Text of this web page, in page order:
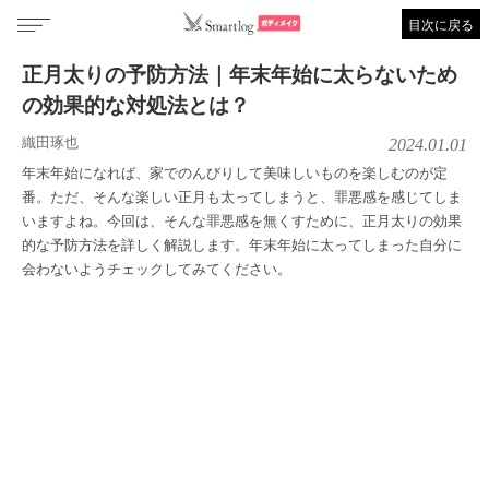
目次に戻る
正月太りの予防方法｜年末年始に太らないため
の効果的な対処法とは？
織田琢也 2024.01.01
年末年始になれば、家でのんびりして美味しいものを楽しむのが定
番。ただ、そんな楽しい正月も太ってしまうと、罪悪感を感じてしま
いますよね。今回は、そんな罪悪感を無くすために、正月太りの効果
的な予防方法を詳しく解説します。年末年始に太ってしまった自分に
会わないようチェックしてみてください。